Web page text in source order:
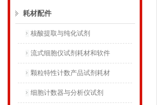
耗材配件
核酸提取与纯化试剂
流式细胞仪试剂耗材和软件
颗粒特性计数产品试剂耗材
细胞计数器与分析仪试剂